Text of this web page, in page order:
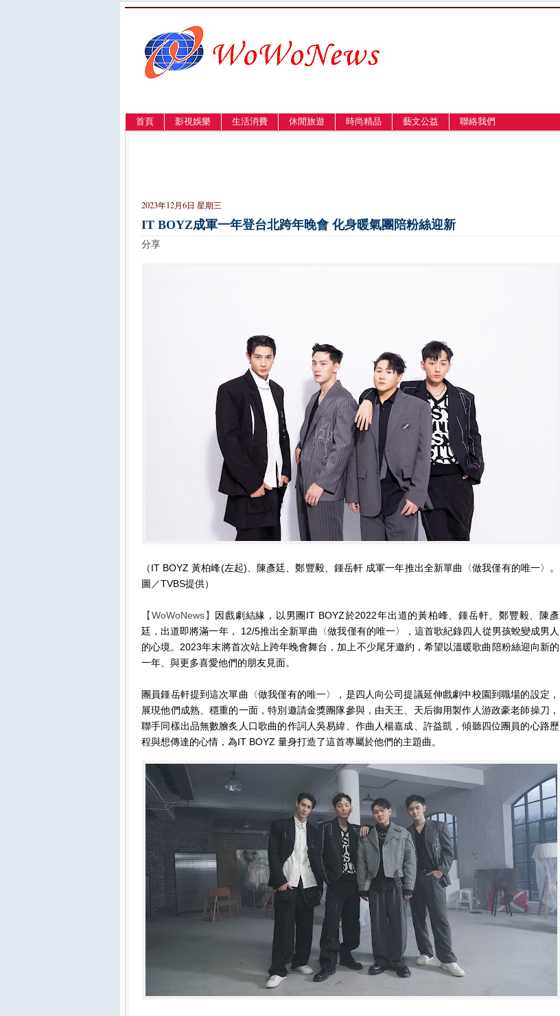
首頁 影視娛樂 生活消費 休閒旅遊 時尚精品 藝文公益 聯絡我們
2023年12月6日 星期三
IT BOYZ成軍一年登台北跨年晚會 化身暖氣團陪粉絲迎新
分享
（IT BOYZ 黃柏峰(左起)、陳彥廷、鄭豐毅、鍾岳軒 成軍一年推出全新單曲〈做我僅有的唯一〉。
圖／TVBS提供）
【WoWoNews】 因戲劇結緣，以男團IT BOYZ於2022年出道的黃柏峰、鍾岳軒、鄭豐毅、陳彥
廷，出道即將滿一年， 12/5推出全新單曲〈做我僅有的唯一〉，這首歌紀錄四人從男孩蛻變成男人
的心境。2023年末將首次站上跨年晚會舞台，加上不少尾牙邀約，希望以溫暖歌曲陪粉絲迎向新的
一年、與更多喜愛他們的朋友見面。
團員鍾岳軒提到這次單曲〈做我僅有的唯一〉，是四人向公司提議延伸戲劇中校園到職場的設定，
展現他們成熟、穩重的一面，特別邀請金獎團隊參與，由天王、天后御用製作人游政豪老師操刀，
聯手同樣出品無數膾炙人口歌曲的作詞人吳易緯、作曲人楊嘉成、許益凱，傾聽四位團員的心路歷
程與想傳達的心情，為IT BOYZ 量身打造了這首專屬於他們的主題曲。